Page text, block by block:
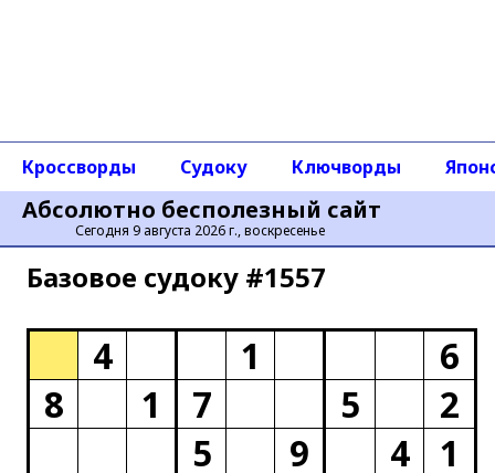
Абсолютно бесполезный сайт
Сегодня 9 августа 2026 г., воскресенье
Кроссворды Судоку Ключворды
Базовое cудоку #1557
4 1
6
8
1 7 5
2
5
9 4
1